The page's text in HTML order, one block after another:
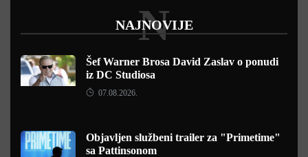
NAJNOVIJE
N
Šef Warner Brosa David Zaslav o ponudi
iz DC Studiosa
07.08.2026.
Objavljen službeni trailer za "Primetime"
sa Pattinsonom